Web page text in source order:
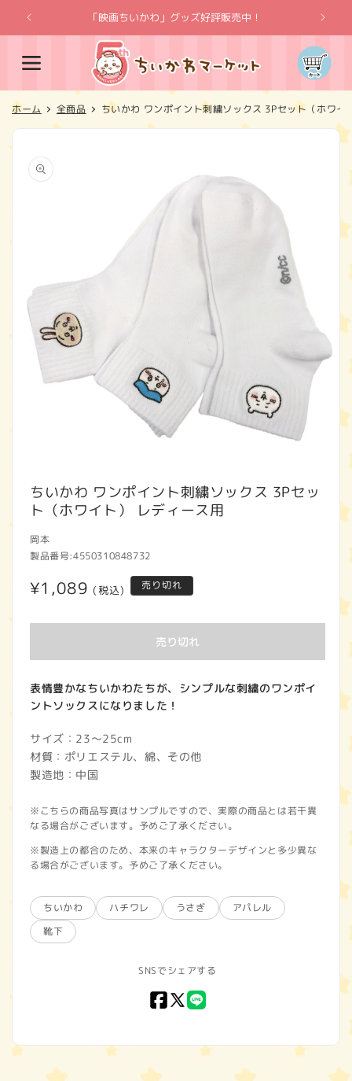
ンツに
進む
「映画ちいかわ」グッズ好評販売中！
カ
ー
ト
ホーム 全商品 ちいかわ ワンポイント刺繍ソックス 3Pセット（ホワイ
報にス
キップ
ちいかわ ワンポイント刺繍ソックス 3Pセッ
ト（ホワイト） レディース用
岡本
製品番号:4550310848732
通
格
¥1,089 (税込) 売り切れ
売り切れ
表情豊かなちいかわたちが、シンプルな刺繍のワンポイ
ントソックスになりました！
サイズ：23～25cm
材質：ポリエステル、綿、その他
製造地：中国
※こちらの商品写真はサンプルですので、実際の商品とは若干異
なる場合がございます。予めご了承ください。
※製造上の都合のため、本来のキャラクターデザインと多少異な
る場合がございます。予めご了承ください。
ちいかわ ハチワレ うさぎ
アパレル
靴下
SNSでシェアする
Facebook
X
LINE